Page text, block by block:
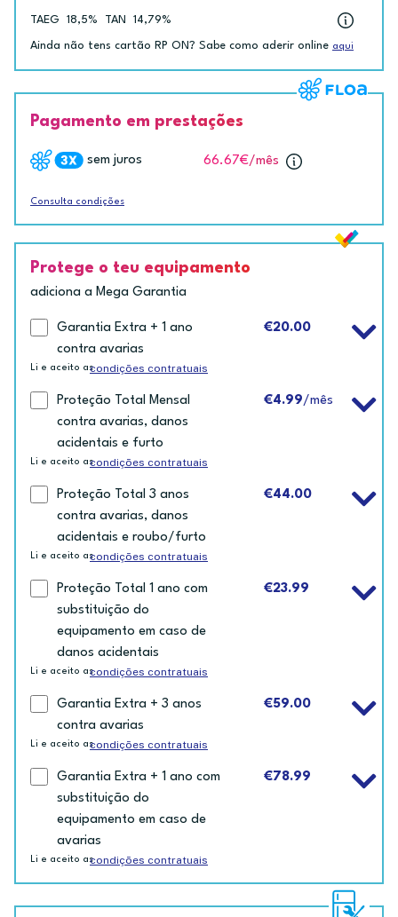
TAEG 18,5% TAN 14,79%
Ainda não tens cartão RP ON? Sabe como aderir online aqui
Pagamento em prestações
sem juros 66.67€/mês
Consulta condições
Protege o teu equipamento
adiciona a Mega Garantia
Garantia Extra + 1 ano
contra avarias
€20.00
Li e aceito ascondições contratuais
Proteção Total Mensal
contra avarias, danos
acidentais e furto
€4.99/mês
Li e aceito ascondições contratuais
Proteção Total 3 anos
contra avarias, danos
acidentais e roubo/furto
€44.00
Li e aceito ascondições contratuais
Proteção Total 1 ano com
substituição do
equipamento em caso de
danos acidentais
€23.99
Li e aceito ascondições contratuais
Garantia Extra + 3 anos
contra avarias
€59.00
Li e aceito ascondições contratuais
Garantia Extra + 1 ano com
substituição do
equipamento em caso de
avarias
€78.99
Li e aceito ascondições contratuais